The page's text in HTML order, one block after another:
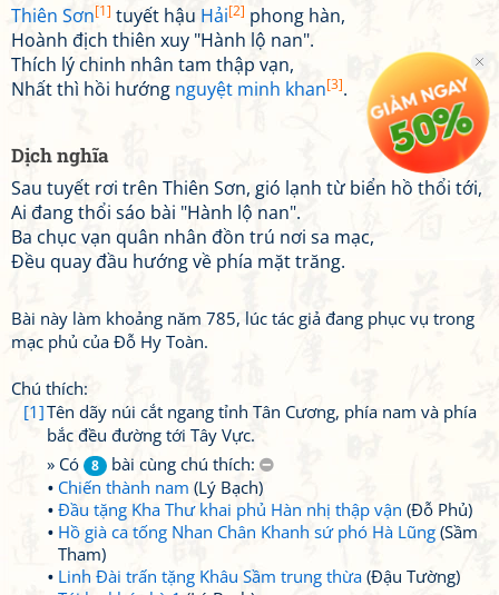
Thiên Sơn[1] tuyết hậu Hải[2] phong hàn,
Hoành địch thiên xuy "Hành lộ nan".
Thích lý chinh nhân tam thập vạn,
Nhất thì hồi hướng nguyệt minh khan[3].
Dịch nghĩa
Sau tuyết rơi trên Thiên Sơn, gió lạnh từ biển hồ thổi tới,
Ai đang thổi sáo bài "Hành lộ nan".
Ba chục vạn quân nhân đồn trú nơi sa mạc,
Đều quay đầu hướng về phía mặt trăng.
Bài này làm khoảng năm 785, lúc tác giả đang phục vụ trong
mạc phủ của Đỗ Hy Toàn.
Chú thích:
[1]Tên dãy núi cắt ngang tỉnh Tân Cương, phía nam và phía
bắc đều đường tới Tây Vực.
» Có
8
bài cùng chú thích:
Chiến thành nam (Lý Bạch)
Đầu tặng Kha Thư khai phủ Hàn nhị thập vận (Đỗ Phủ)
Hồ già ca tống Nhan Chân Khanh sứ phó Hà Lũng (Sầm
Tham)
Linh Đài trấn tặng Khâu Sầm trung thừa (Đậu Tường)